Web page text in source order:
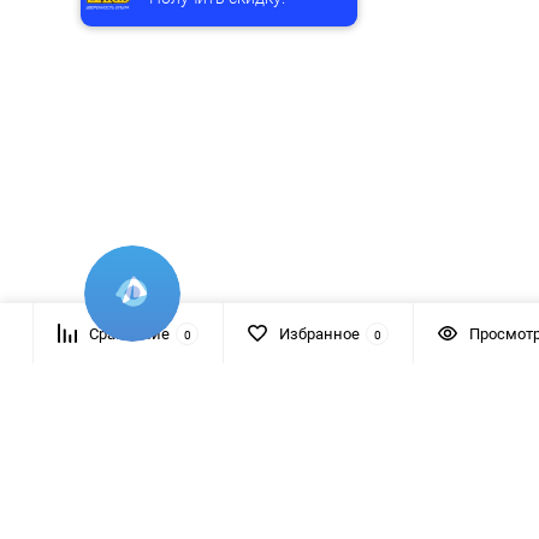
Сравнение 0 Избранное 0